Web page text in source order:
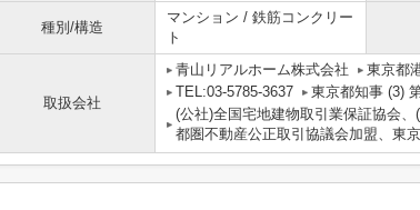
種別/構造
マンション / 鉄筋コンクリー
ト
取扱会社
青山リアルホーム株式会社
東京都
TEL:03-5785-3637
東京都知事 (3)
(公社)全国宅地建物取引業保証協会
都圏不動産公正取引協議会加盟、東